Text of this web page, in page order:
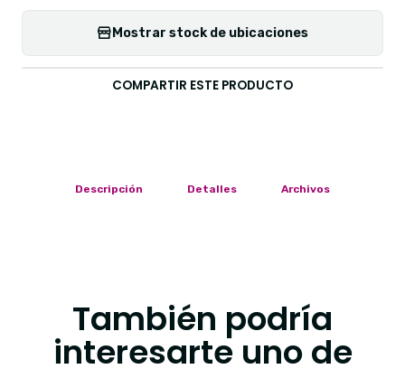
Mostrar stock de ubicaciones
COMPARTIR ESTE PRODUCTO
Descripción Detalles Archivos
También podría
interesarte uno de